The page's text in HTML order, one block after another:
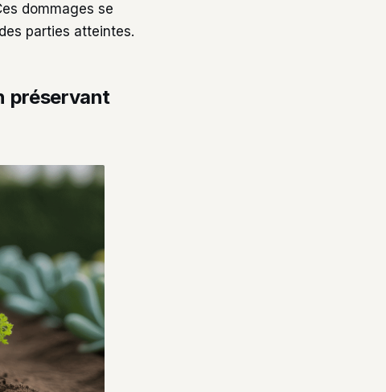
dommages se
parties atteintes.
préservant